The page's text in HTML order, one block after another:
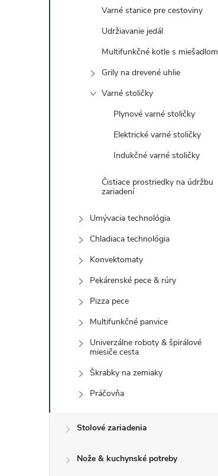
Varné stanice pre cestoviny
Udržiavanie jedál
Multifunkčné kotle s miešadlom
Grily na drevené uhlie
Varné stoličky
Plynové varné stoličky
Elektrické varné stoličky
Indukčné varné stoličky
Čistiace prostriedky na údržbu
zariadení
Umývacia technológia
Chladiaca technológia
Konvektomaty
Pekárenské pece & rúry
Pizza pece
Multifunkčné panvice
Univerzálne roboty & špirálové
miesiče cesta
Škrabky na zemiaky
Práčovňa
Stolové zariadenia
Nože & kuchynské potreby